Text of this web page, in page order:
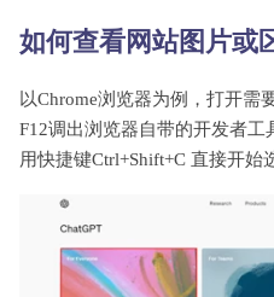
如何查看网站图片或
以Chrome浏览器为例，打开需
F12调出浏览器自带的开发者
用快捷键Ctrl+Shift+C 直接开始